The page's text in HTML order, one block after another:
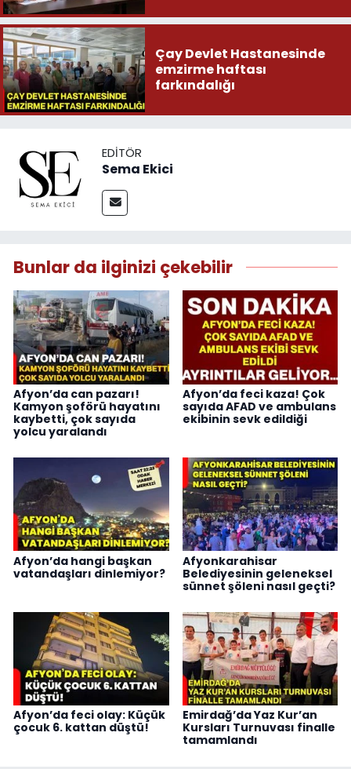
Çay Devlet Hastanesinde
emzirme haftası
farkındalığı
EDITÖR
Sema Ekici
Bunlar da ilginizi çekebilir
Afyon’da can pazarı!
Kamyon şoförü hayatını
kaybetti, çok sayıda
yolcu yaralandı
Afyon’da feci kaza! Çok
sayıda AFAD ve ambulans
ekibinin sevk edildiği
Afyon’da hangi başkan
vatandaşları dinlemiyor?
Afyonkarahisar
Belediyesinin geleneksel
sünnet şöleni nasıl geçti?
Afyon’da feci olay: Küçük
çocuk 6. kattan düştü!
Emirdağ’da Yaz Kur’an
Kursları Turnuvası finalle
tamamlandı